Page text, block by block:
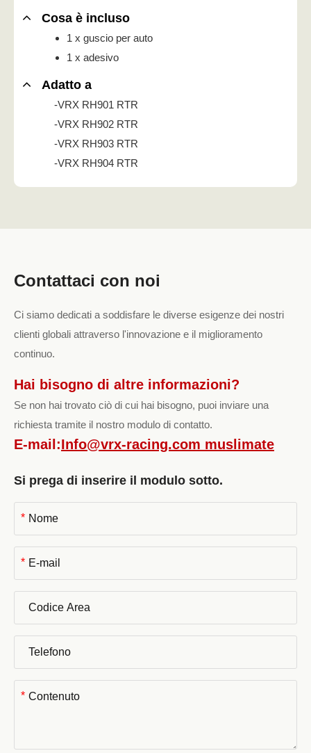
Cosa è incluso
1 x guscio per auto
1 x adesivo
Adatto a
-VRX RH901 RTR
-VRX RH902 RTR
-VRX RH903 RTR
-VRX RH904 RTR
Contattaci con noi
Ci siamo dedicati a soddisfare le diverse esigenze dei nostri
clienti globali attraverso l'innovazione e il miglioramento
continuo.
Hai bisogno di altre informazioni?
Se non hai trovato ciò di cui hai bisogno, puoi inviare una
richiesta tramite il nostro modulo di contatto.
E-mail:Info@vrx-racing.com muslimate
Si prega di inserire il modulo sotto.
*
*
*